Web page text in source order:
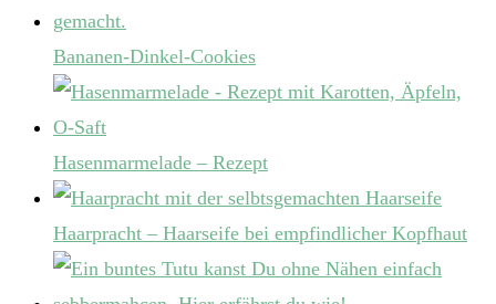
Bananen-Dinkel-Cookies
Hasenmarmelade – Rezept
Haarpracht – Haarseife bei empfindlicher Kopfhaut